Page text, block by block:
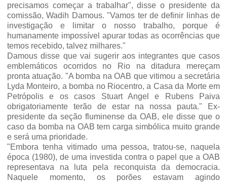
precisamos começar a trabalhar", disse o presidente da
comissão, Wadih Damous. "Vamos ter de definir linhas de
investigação e limitar o nosso trabalho, porque é
humanamente impossível apurar todas as ocorrências que
temos recebido, talvez milhares."
Damous disse que vai sugerir aos integrantes que casos
emblemáticos ocorridos no Rio na ditadura mereçam
pronta atuação. "A bomba na OAB que vitimou a secretária
Lyda Monteiro, a bomba no Riocentro, a Casa da Morte em
Petrópolis e os casos Stuart Angel e Rubens Paiva
obrigatoriamente terão de estar na nossa pauta." Ex-
presidente da seção fluminense da OAB, ele disse que o
caso da bomba na OAB tem carga simbólica muito grande
e será uma prioridade.
"Embora tenha vitimado uma pessoa, tratou-se, naquela
época (1980), de uma investida contra o papel que a OAB
representava na luta pela reconquista da democracia.
Naquele momento, os porões estavam agindo